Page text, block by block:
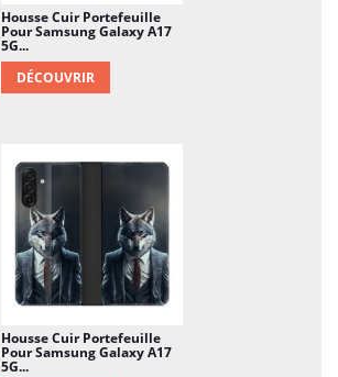
Housse Cuir Portefeuille
Pour Samsung Galaxy A17
5G...
DÉCOUVRIR
Housse Cuir Portefeuille
Pour Samsung Galaxy A17
5G...